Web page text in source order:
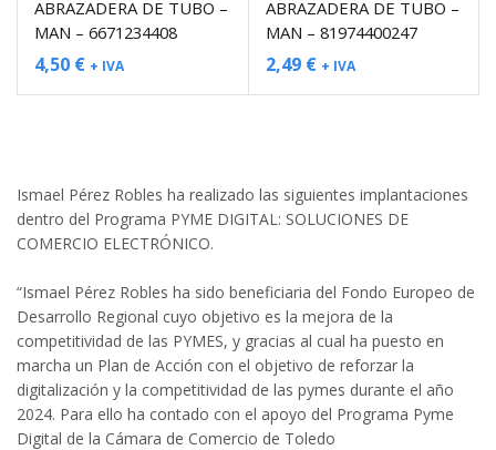
ABRAZADERA DE TUBO –
MAN – 6671234408
4,50 € + IVA
ABRAZADERA DE TUBO –
MAN – 81974400247
2,49 € + IVA
Ismael Pérez Robles ha realizado las siguientes implantaciones
dentro del Programa PYME DIGITAL: SOLUCIONES DE
COMERCIO ELECTRÓNICO.
“Ismael Pérez Robles ha sido beneficiaria del Fondo Europeo de
Desarrollo Regional cuyo objetivo es la mejora de la
competitividad de las PYMES, y gracias al cual ha puesto en
marcha un Plan de Acción con el objetivo de reforzar la
digitalización y la competitividad de las pymes durante el año
2024. Para ello ha contado con el apoyo del Programa Pyme
Digital de la Cámara de Comercio de Toledo